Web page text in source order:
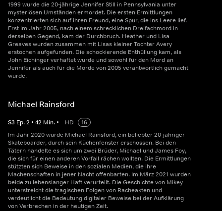
1999 wurde die 20-jährige Jennifer Still in Pennsylvania unter
mysteriösen Umständen ermordet. Die ersten Ermittlungen
konzentrierten sich auf ihren Freund, eine Spur, die ins Leere lief.
Erst im Jahr 2005, nach einem schrecklichen Dreifachmord in
derselben Gegend, kam der Durchbruch. Heather und Lisa
Greaves wurden zusammen mit Lisas kleiner Tochter Avery
erstochen aufgefunden. Die schockierende Enthüllung kam, als
John Eichinger verhaftet wurde und sowohl für den Mord an
Jennifer als auch für die Morde von 2005 verantwortlich gemacht
wurde.
Michael Rainsford
S3 Ep.2 • 42 Min. • HD
16
Im Jahr 2020 wurde Michael Rainsford, ein beliebter 20-jähriger
Skateboarder, durch sein Küchenfenster erschossen. Bei den
Tätern handelte es sich um zwei Brüder, Michael und James Foy,
die sich für einen anderen Vorfall rächen wollten. Die Ermittlungen
stützten sich Beweise in den sozialen Medien, die ihre
Machenschaften in jener Nacht offenbarten. Im März 2021 wurden
beide zu lebenslanger Haft verurteilt. Die Geschichte von Mikey
unterstreicht die tragischen Folgen von Racheakten und
verdeutlicht die Bedeutung digitaler Beweise bei der Aufklärung
von Verbrechen in der heutigen Zeit.